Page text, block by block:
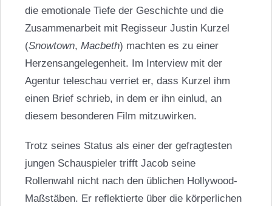
die emotionale Tiefe der Geschichte und die
Zusammenarbeit mit Regisseur Justin Kurzel
(Snowtown, Macbeth) machten es zu einer
Herzensangelegenheit. Im Interview mit der
Agentur teleschau verriet er, dass Kurzel ihm
einen Brief schrieb, in dem er ihn einlud, an
diesem besonderen Film mitzuwirken.
Trotz seines Status als einer der gefragtesten
jungen Schauspieler trifft Jacob seine
Rollenwahl nicht nach den üblichen Hollywood-
Maßstäben. Er reflektierte über die körperlichen